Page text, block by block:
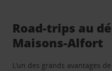
Road-trips au
Maisons-Alfort
L’un des grands avantages